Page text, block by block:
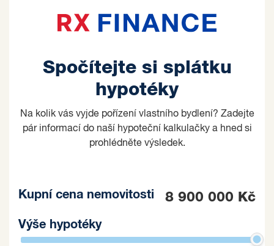
Spočítejte si splátku
hypotéky
Na kolik vás vyjde pořízení vlastního bydlení? Zadejte
pár informací do naší hypoteční kalkulačky a hned si
prohlédněte výsledek.
Kupní cena nemovitosti 8 900 000 Kč
Výše hypotéky